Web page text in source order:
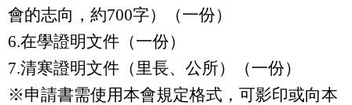
會的志向，約700字）（一份）
6.在學證明文件（一份）
7.清寒證明文件（里長、公所）（一份）
※申請書需使用本會規定格式，可影印或向本